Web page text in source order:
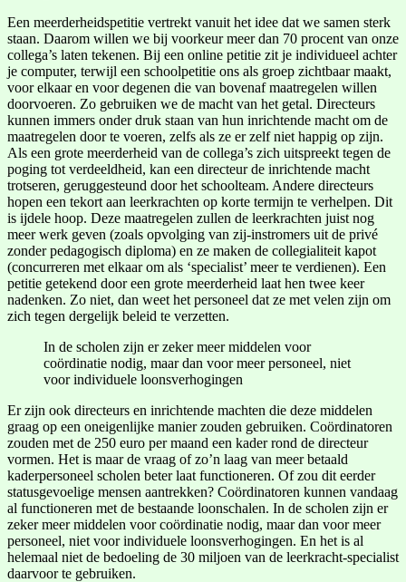
Een meerderheidspetitie vertrekt vanuit het idee dat we samen sterk
staan. Daarom willen we bij voorkeur meer dan 70 procent van onze
collega’s laten tekenen. Bij een online petitie zit je individueel achter
je computer, terwijl een schoolpetitie ons als groep zichtbaar maakt,
voor elkaar en voor degenen die van bovenaf maatregelen willen
doorvoeren. Zo gebruiken we de macht van het getal. Directeurs
kunnen immers onder druk staan van hun inrichtende macht om de
maatregelen door te voeren, zelfs als ze er zelf niet happig op zijn.
Als een grote meerderheid van de collega’s zich uitspreekt tegen de
poging tot verdeeldheid, kan een directeur de inrichtende macht
trotseren, geruggesteund door het schoolteam. Andere directeurs
hopen een tekort aan leerkrachten op korte termijn te verhelpen. Dit
is ijdele hoop. Deze maatregelen zullen de leerkrachten juist nog
meer werk geven (zoals opvolging van zij-instromers uit de privé
zonder pedagogisch diploma) en ze maken de collegialiteit kapot
(concurreren met elkaar om als ‘specialist’ meer te verdienen). Een
petitie getekend door een grote meerderheid laat hen twee keer
nadenken. Zo niet, dan weet het personeel dat ze met velen zijn om
zich tegen dergelijk beleid te verzetten.
In de scholen zijn er zeker meer middelen voor
coördinatie nodig, maar dan voor meer personeel, niet
voor individuele loonsverhogingen
Er zijn ook directeurs en inrichtende machten die deze middelen
graag op een oneigenlijke manier zouden gebruiken. Coördinatoren
zouden met de 250 euro per maand een kader rond de directeur
vormen. Het is maar de vraag of zo’n laag van meer betaald
kaderpersoneel scholen beter laat functioneren. Of zou dit eerder
statusgevoelige mensen aantrekken? Coördinatoren kunnen vandaag
al functioneren met de bestaande loonschalen. In de scholen zijn er
zeker meer middelen voor coördinatie nodig, maar dan voor meer
personeel, niet voor individuele loonsverhogingen. En het is al
helemaal niet de bedoeling de 30 miljoen van de leerkracht-specialist
daarvoor te gebruiken.